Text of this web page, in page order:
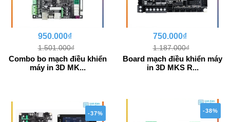
950.000₫
1.501.000₫
Combo bo mạch điều khiển
máy in 3D MK...
750.000₫
1.187.000₫
Board mạch điều khiển máy
in 3D MKS R...
-37% -38%